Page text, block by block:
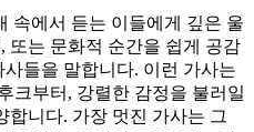
속에서 듣는 이들에게 깊은 울
또는 문화적 순간을 쉽게 공감
들을 말합니다. 이런 가사는
크부터, 강렬한 감정을 불러일
합니다. 가장 멋진 가사는 그